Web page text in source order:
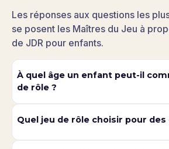
Les réponses aux questions les
se posent les Maîtres du Jeu à
de JDR pour enfants.
À quel âge un enfant peut-il
de rôle ?
Quel jeu de rôle choisir pour des